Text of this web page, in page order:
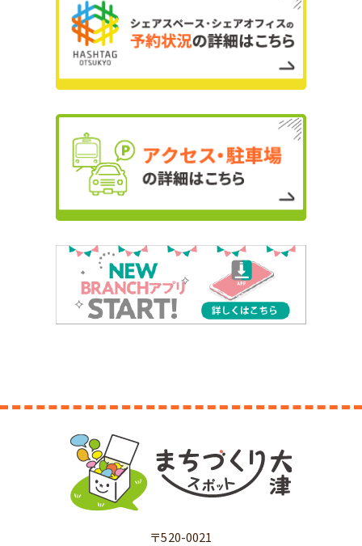
〒520-0021